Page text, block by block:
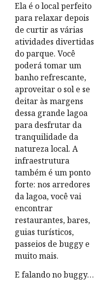
Ela é o local perfeito
para relaxar depois
de curtir as várias
atividades divertidas
do parque. Você
poderá tomar um
banho refrescante,
aproveitar o sol e se
deitar às margens
dessa grande lagoa
para desfrutar da
tranquilidade da
natureza local. A
infraestrutura
também é um ponto
forte: nos arredores
da lagoa, você vai
encontrar
restaurantes, bares,
guias turísticos,
passeios de buggy e
muito mais.
E falando no buggy…